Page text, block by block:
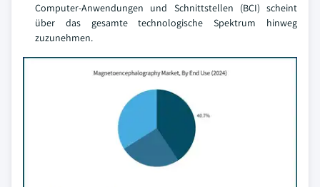
Computer-Anwendungen und Schnittstellen (BCI) scheint
über das gesamte technologische Spektrum hinweg
zuzunehmen.